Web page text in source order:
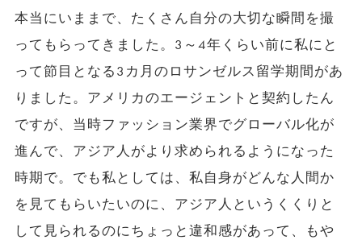
本当にいままで、たくさん自分の大切な瞬間を撮
ってもらってきました。3～4年くらい前に私にと
って節目となる3カ月のロサンゼルス留学期間があ
りました。アメリカのエージェントと契約したん
ですが、当時ファッション業界でグローバル化が
進んで、アジア人がより求められるようになった
時期で。でも私としては、私自身がどんな人間か
を見てもらいたいのに、アジア人というくくりと
して見られるのにちょっと違和感があって、もや